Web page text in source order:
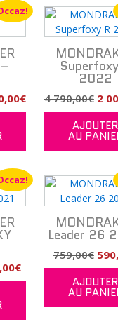
€Le
prix
390,00€.
2022
4 790,00€ Le
prix
2
AJOUTER
AU
€Le
prix
Leader 26
759,00€ Le
prix
AJOUTER
AU